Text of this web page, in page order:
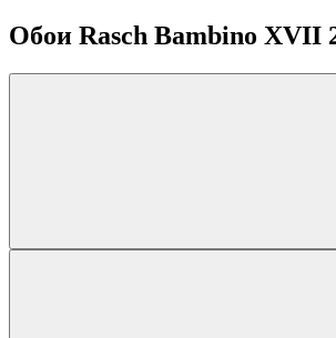
Обои Rasch Bambino XVII